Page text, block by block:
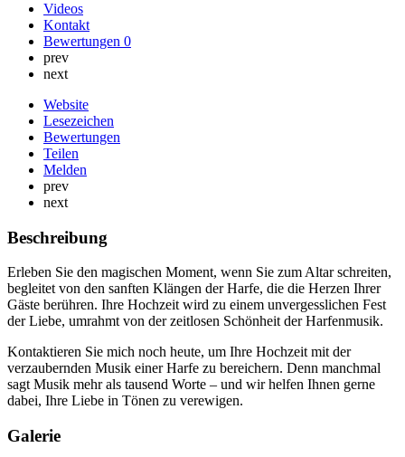
Videos
Kontakt
Bewertungen 0
prev
next
Website
Lesezeichen
Bewertungen
Teilen
Melden
prev
next
Beschreibung
Erleben Sie den magischen Moment, wenn Sie zum Altar schreiten,
begleitet von den sanften Klängen der Harfe, die die Herzen Ihrer
Gäste berühren. Ihre Hochzeit wird zu einem unvergesslichen Fest
der Liebe, umrahmt von der zeitlosen Schönheit der Harfenmusik.
Kontaktieren Sie mich noch heute, um Ihre Hochzeit mit der
verzaubernden Musik einer Harfe zu bereichern. Denn manchmal
sagt Musik mehr als tausend Worte – und wir helfen Ihnen gerne
dabei, Ihre Liebe in Tönen zu verewigen.
Galerie